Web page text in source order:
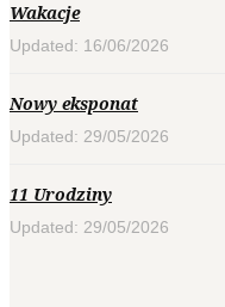
Wakacje
Updated: 16/06/2026
Nowy eksponat
Updated: 29/05/2026
11 Urodziny
Updated: 29/05/2026